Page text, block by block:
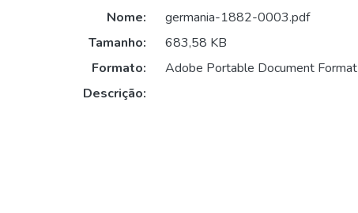
Nome:
germania-1882-0003.pdf
Tamanho:
683,58 KB
Formato:
Adobe Portable Document Format
Descrição: